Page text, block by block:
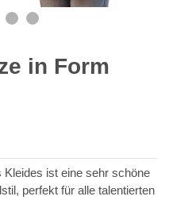
in Form
ist eine sehr schöne
perfekt für alle talentierten